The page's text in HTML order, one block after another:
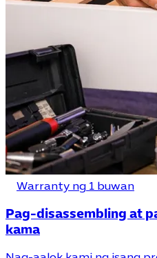
Warranty ng 1 buwan
Pag-disassembling at
kama